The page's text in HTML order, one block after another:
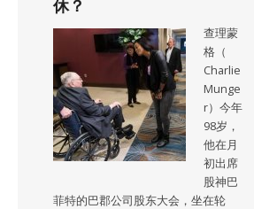
休？
查理蒙
格（
Charlie
Munge
r）今年
98岁，
他在月
初出席
股神巴
菲特的巴郡公司股东大会，坐在轮